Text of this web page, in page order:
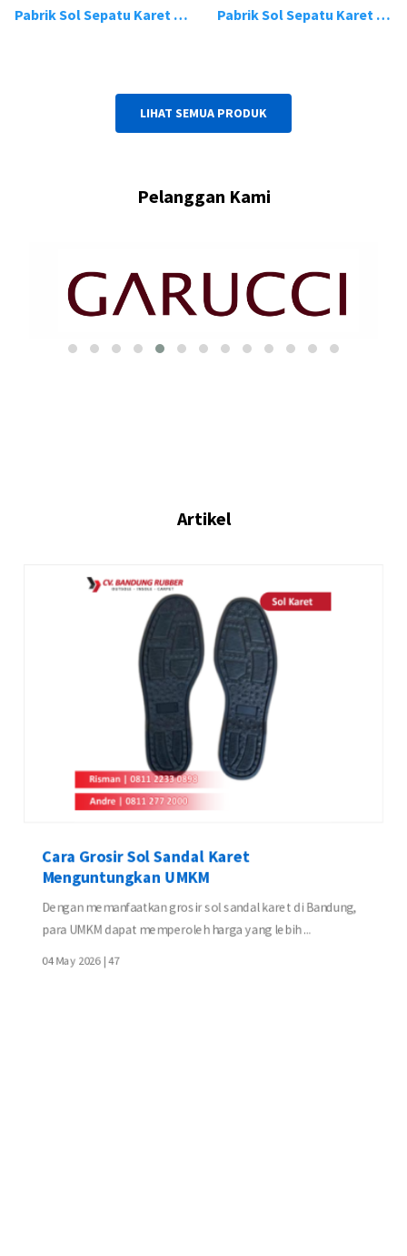
Pabrik Sol Sepatu Karet Bandung 19 Pabrik Sol Sepatu Karet Bandung 20
LIHAT SEMUA PRODUK
Pelanggan Kami
Artikel
Cara Grosir Sol Sandal Karet
Menguntungkan UMKM
Dengan memanfaatkan grosir sol sandal karet di Bandung,
para UMKM dapat memperoleh harga yang lebih ...
04 May 2026 |47